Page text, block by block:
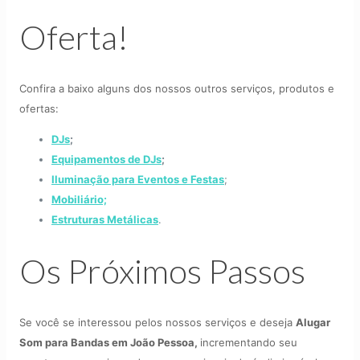
Oferta!
Confira a baixo alguns dos nossos outros serviços, produtos e
ofertas:
DJs;
Equipamentos de DJs;
Iluminação para Eventos e Festas;
Mobiliário;
Estruturas Metálicas.
Os Próximos Passos
Se você se interessou pelos nossos serviços e deseja Alugar
Som para Bandasem João Pessoa, incrementando seu